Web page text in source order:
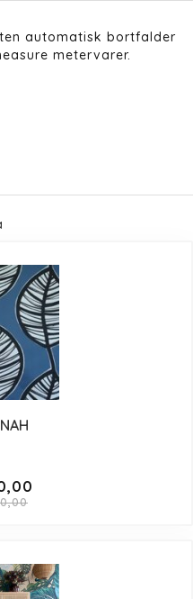
automatisk bortfalder
metervarer.